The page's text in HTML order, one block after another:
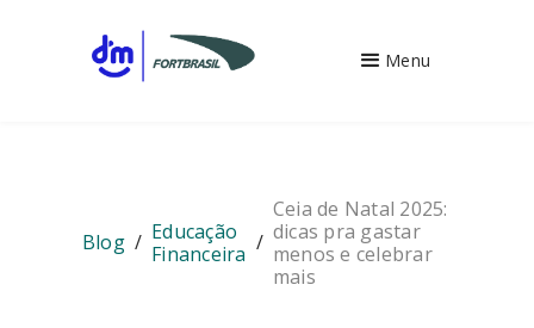
Menu
Blog / Educação
Financeira /
Ceia de Natal 2025:
dicas pra gastar
menos e celebrar
mais